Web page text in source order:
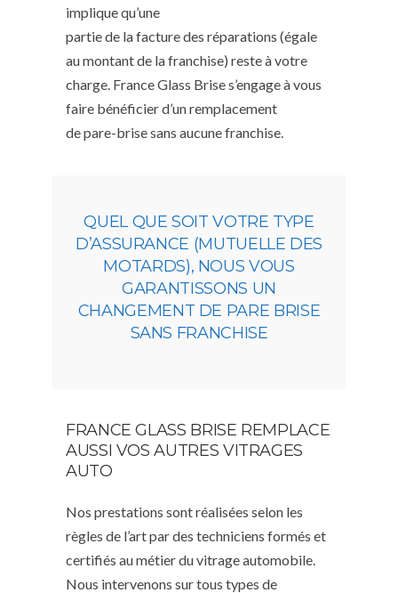
implique qu’une
partie de la facture des réparations (égale
au montant de la franchise) reste à votre
charge. France Glass Brise s’engage à vous
faire bénéficier d’un remplacement
de pare-brise sans aucune franchise.
QUEL QUE SOIT VOTRE TYPE
D’ASSURANCE (MUTUELLE DES
MOTARDS), NOUS VOUS
GARANTISSONS UN
CHANGEMENT DE PARE BRISE
SANS FRANCHISE
FRANCE GLASS BRISE REMPLACE
AUSSI VOS AUTRES VITRAGES
AUTO
Nos prestations sont réalisées selon les
règles de l’art par des techniciens formés et
certifiés au métier du vitrage automobile.
Nous intervenons sur tous types de